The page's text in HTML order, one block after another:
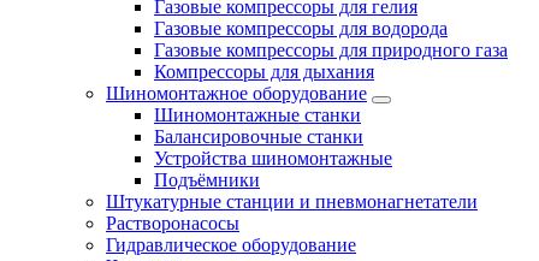
Газовые компрессоры для гелия
Газовые компрессоры для водорода
Газовые компрессоры для природного газа
Компрессоры для дыхания
Шиномонтажное оборудование
Шиномонтажные станки
Балансировочные станки
Устройства шиномонтажные
Подъёмники
Штукатурные станции и пневмонагнетатели
Растворонасосы
Гидравлическое оборудование